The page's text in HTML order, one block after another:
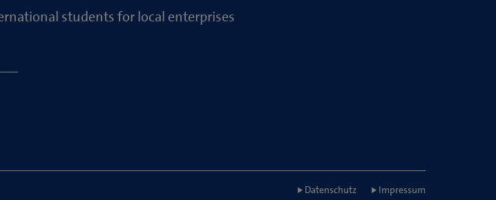
students for local enterprises
Datenschutz Impressum